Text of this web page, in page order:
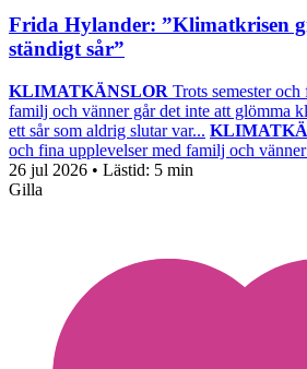
Frida Hylander: ”Klimatkrisen
ständigt sår”
KLIMATKÄNSLOR Trots semester
familj och vänner går det inte att glömma
ett sår som aldrig slutar var...
och fina upplevelser med familj och
26 jul 2026 • Lästid: 5 min
Gilla